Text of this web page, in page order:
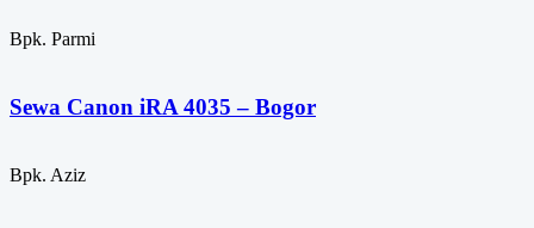
Bpk. Parmi
Sewa Canon iRA 4035 – Bogor
Bpk. Aziz